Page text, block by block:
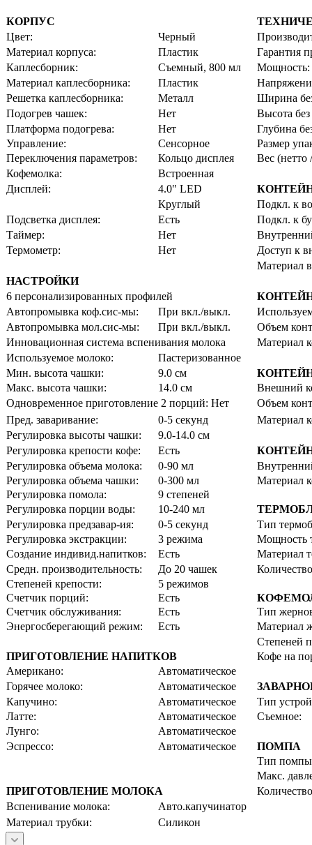
КОРПУС
Цвет:
Черный
Материал корпуса:
Пластик
Гарантия
Каплесборник:
Съемный, 800 мл
Мощность:
Материал каплесборника:
Пластик
Решетка каплесборника:
Металл
Ширина
Подогрев чашек:
Нет
Высота
Платформа подогрева:
Нет
Глубина
Управление:
Сенсорное
Размер
Переключения параметров:
Кольцо дисплея
Вес (нетто
Кофемолка:
Встроенная
Дисплей:
4.0" LED
Круглый
Подкл. к
Подсветка дисплея:
Есть
Подкл. к
Таймер:
Нет
Термометр:
Нет
Доступ к
Материал
НАСТРОЙКИ
6 персонализированных профилей
Автопромывка коф.сис-мы:
При вкл./выкл.
Автопромывка мол.сис-мы:
При вкл./выкл.
Объем
Инновационная система вспенивания молока
Материал
Используемое молоко:
Пастеризованное
Мин. высота чашки:
9.0 см
Макс. высота чашки:
14.0 см
Внешний
Одновременное приготовление 2 порций: Нет
Объем
Пред. заваривание:
0-5 секунд
Материал
Регулировка высоты чашки:
9.0-14.0 см
Регулировка крепости кофе:
Есть
Регулировка объема молока:
0-90 мл
Регулировка объема чашки:
0-300 мл
Материал
Регулировка помола:
9 степеней
Регулировка порции воды:
10-240 мл
Регулировка предзавар-ия:
0-5 секунд
Тип
Регулировка экстракции:
3 режима
Мощность
Создание индивид.напитков:
Есть
Материал
Средн. производительность:
До 20 чашек
Степеней крепости:
5 режимов
Счетчик порций:
Есть
Счетчик обслуживания:
Есть
Тип
Энергосберегающий режим:
Есть
Материал
Степеней
ПРИГОТОВЛЕНИЕ НАПИТКОВ
Кофе на
Американо:
Автоматическое
Горячее молоко:
Автоматическое
Капучино:
Автоматическое
Тип
Латте:
Автоматическое
Съемное:
Лунго:
Автоматическое
Эспрессо:
Автоматическое
ПОМПА
Тип
Макс.
ПРИГОТОВЛЕНИЕ МОЛОКА
Вспенивание молока:
Авто.капучинатор
Материал трубки:
Силикон